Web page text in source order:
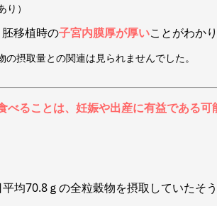
）
移植時の子宮内膜厚が厚いことがわか
摂取量との関連は見られませんでした。
べることは、妊娠や出産に有益である可
均70.8ｇの全粒穀物を摂取していたそ